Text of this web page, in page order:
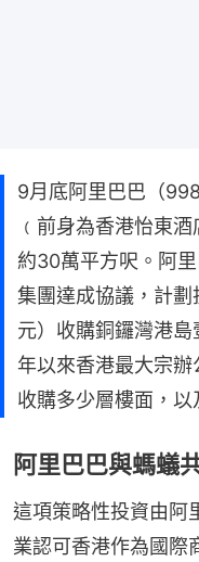
9月底阿里巴巴（
﹙前身為香港怡東
約30萬平方呎。阿
集團達成協議，計
元）收購銅鑼灣港
年以來香港最大宗
收購多少層樓面，以
阿里巴巴與螞蟻
這項策略性投資由阿
業認可香港作為國際